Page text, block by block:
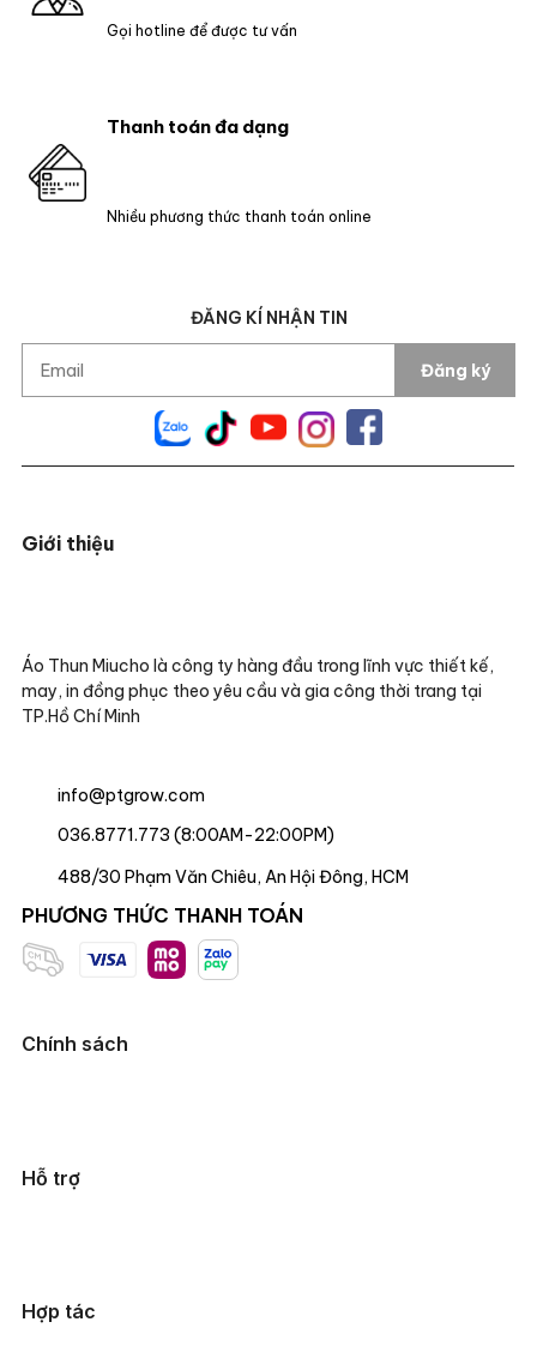
Gọi hotline để được tư vấn
Thanh toán đa dạng
Nhiều phương thức thanh toán online
ĐĂNG KÍ NHẬN TIN
Đăng ký
Chính sách
Hỗ trợ
Hợp tác
Giới thiệu
Áo Thun Miucho là công ty hàng đầu trong lĩnh vực thiết kế,
may, in đồng phục theo yêu cầu và gia công thời trang tại
TP.Hồ Chí Minh
info@ptgrow.com
036.8771.773 (8:00AM-22:00PM)
488/30 Phạm Văn Chiêu, An Hội Đông, HCM
PHƯƠNG THỨC THANH TOÁN